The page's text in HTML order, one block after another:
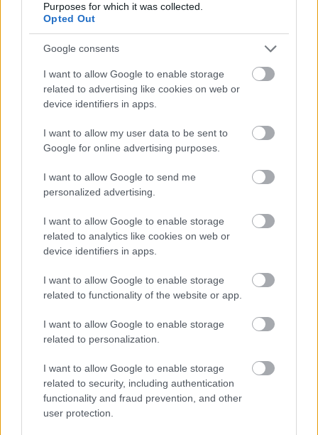
Purposes for which it was collected.
Opted Out
Google consents
I want to allow Google to enable storage
related to advertising like cookies on web or
device identifiers in apps.
I want to allow my user data to be sent to
Google for online advertising purposes.
I want to allow Google to send me
personalized advertising.
I want to allow Google to enable storage
related to analytics like cookies on web or
device identifiers in apps.
I want to allow Google to enable storage
related to functionality of the website or app.
I want to allow Google to enable storage
related to personalization.
I want to allow Google to enable storage
related to security, including authentication
functionality and fraud prevention, and other
user protection.